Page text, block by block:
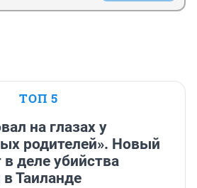
ТОП 5
на глазах у
родителей». Новый
в деле убийства
в Таиланде